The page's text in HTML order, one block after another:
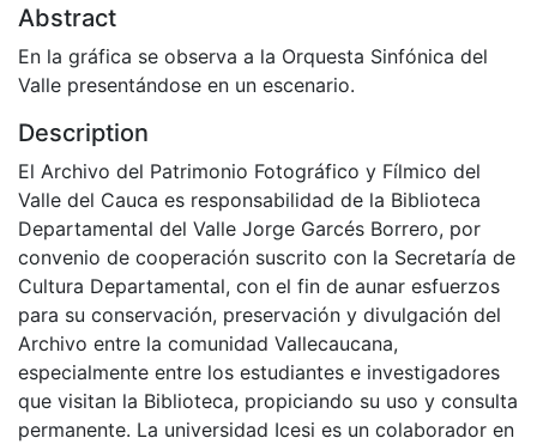
Abstract
En la gráfica se observa a la Orquesta Sinfónica del
Valle presentándose en un escenario.
Description
El Archivo del Patrimonio Fotográfico y Fílmico del
Valle del Cauca es responsabilidad de la Biblioteca
Departamental del Valle Jorge Garcés Borrero, por
convenio de cooperación suscrito con la Secretaría de
Cultura Departamental, con el fin de aunar esfuerzos
para su conservación, preservación y divulgación del
Archivo entre la comunidad Vallecaucana,
especialmente entre los estudiantes e investigadores
que visitan la Biblioteca, propiciando su uso y consulta
permanente. La universidad Icesi es un colaborador en